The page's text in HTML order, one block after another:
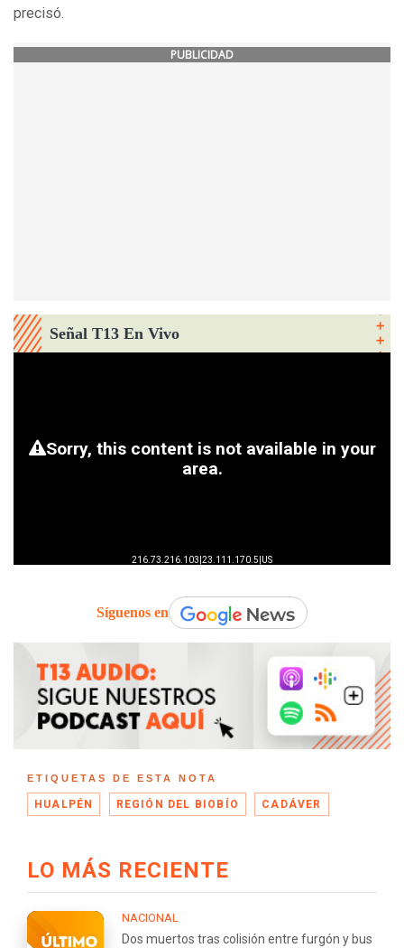
precisó.
PUBLICIDAD
Señal T13 En Vivo
Síguenos en
ETIQUETAS DE ESTA NOTA
HUALPÉN REGIÓN DEL BIOBÍO CADÁVER
LO MÁS RECIENTE
NACIONAL
Dos muertos tras colisión entre furgón y bus